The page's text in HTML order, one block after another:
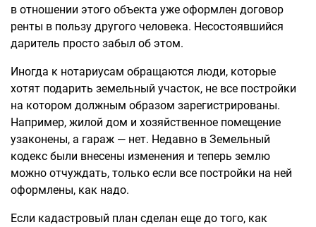
в отношении этого объекта уже оформлен договор
ренты в пользу другого человека. Несостоявшийся
даритель просто забыл об этом.
Иногда к нотариусам обращаются люди, которые
хотят подарить земельный участок, не все постройки
на котором должным образом зарегистрированы.
Например, жилой дом и хозяйственное помещение
узаконены, а гараж — нет. Недавно в Земельный
кодекс были внесены изменения и теперь землю
можно отчуждать, только если все постройки на ней
оформлены, как надо.
Если кадастровый план сделан еще до того, как